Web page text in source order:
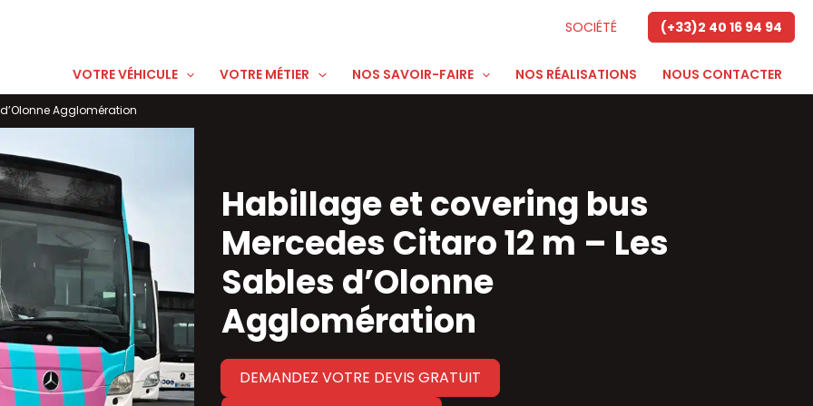
SOCIÉTÉ (+33)2 40 16 94 94
VOTRE VÉHICULE VOTRE MÉTIER NOS SAVOIR-FAIRE NOS RÉALISATIONS NOUS CONTACTER
Agglomération
Habillage et covering bus
Mercedes Citaro 12 m – Les
Sables d’Olonne
Agglomération
DEMANDEZ VOTRE DEVIS GRATUIT